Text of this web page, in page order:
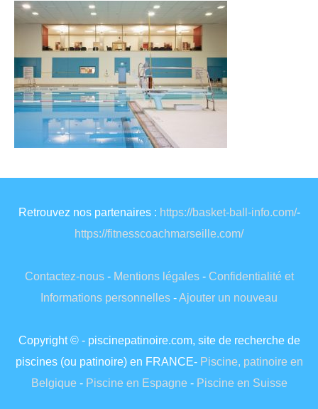
Retrouvez nos partenaires : https://basket-ball-info.com/-
https://fitnesscoachmarseille.com/
Contactez-nous- Mentions légales- Confidentialité et
Informations personnelles -Ajouter un nouveau
Copyright © - piscinepatinoire.com, site de recherche de
piscines (ou patinoire) en FRANCE- Piscine, patinoire en
Belgique- Piscine en Espagne- Piscine en Suisse